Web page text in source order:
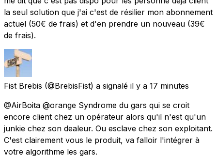
la seul solution que j'ai c'est de résilier mon abonnement
actuel (50€ de frais) et d'en prendre un nouveau (39€
de frais).
Fist Brebis (@BrebisFist) a signalé il y a 17 minutes
@AirBoita @orange Syndrome du gars qui se croit
encore client chez un opérateur alors qu'il n'est qu'un
junkie chez son dealeur. Ou esclave chez son exploitant.
C'est clairement vous le produit, va falloir l'intégrer à
votre algorithme les gars.